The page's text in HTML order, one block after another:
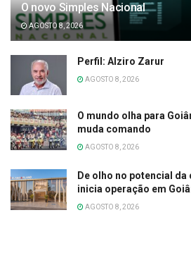
O novo Simples Nacional
AGOSTO 8, 2026
Perfil: Alziro Zarur
AGOSTO 8, 2026
O mundo olha para
muda comando
AGOSTO 8, 2026
De olho no potencial
inicia operação em
AGOSTO 8, 2026